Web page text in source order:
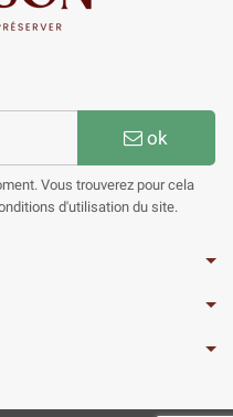
ok
Vous trouverez pour cela
d'utilisation du site.